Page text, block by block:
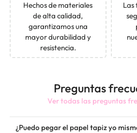
Hechos de materiales
de alta calidad,
garantizamos una
mayor durabilidad y
resistencia.
Las
Preguntas
Ver todas las preguntas
¿Puedo pegar el papel tapiz yo